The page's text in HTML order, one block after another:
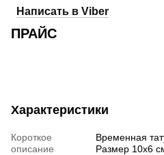
Написать в Viber
ПРАЙС
Характеристики
Короткое
описание
Временная
Размер 10x6